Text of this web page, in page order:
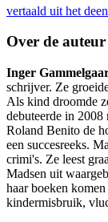
vertaald uit het
Over de auteur
Inger
schrijver. Ze
Als kind droomde
debuteerde in
Roland Benito de
een succesreeks.
crimi's. Ze leest
Madsen uit
haar boeken
kindermisbruik,